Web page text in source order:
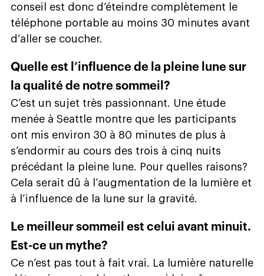
conseil est donc d’éteindre complètement le
téléphone portable au moins 30 minutes avant
d’aller se coucher.
Quelle est l’influence de la pleine lune sur
la qualité de notre sommeil?
C’est un sujet très passionnant. Une étude
menée à Seattle montre que les participants
ont mis environ 30 à 80 minutes de plus à
s’endormir au cours des trois à cinq nuits
précédant la pleine lune. Pour quelles raisons?
Cela serait dû à l’augmentation de la lumière et
à l’influence de la lune sur la gravité.
Le meilleur sommeil est celui avant minuit.
Est-ce un mythe?
Ce n’est pas tout à fait vrai. La lumière naturelle